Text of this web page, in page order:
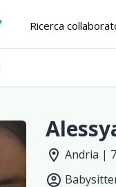
Ricerca
location_on Andria |
account_circle